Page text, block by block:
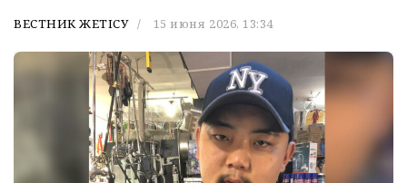
ВЕСТНИК ЖЕТІСУ 15 июня 2026, 13:34